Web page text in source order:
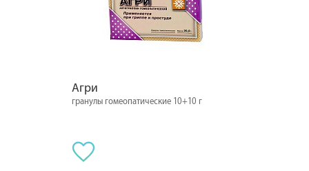
Агри
гранулы гомеопатические 10+10 г